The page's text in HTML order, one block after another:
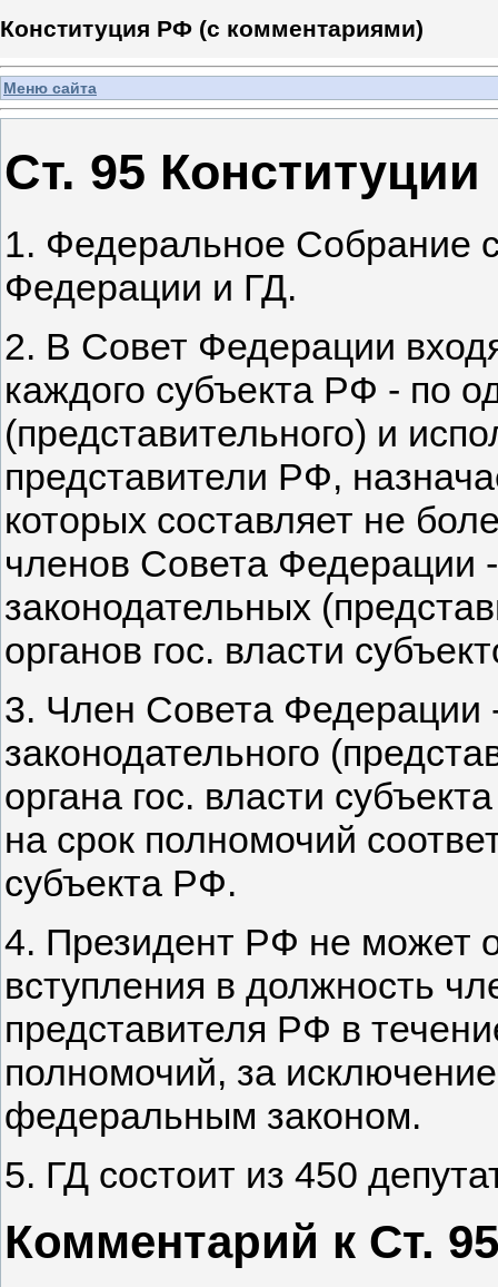
Конституция РФ (с комментариями)
Меню сайта
Ст. 95
1. Федеральное Собрание
Федерации и ГД.
2. В Совет Федерации
каждого субъекта РФ - по
(представительного) и
представители РФ,
которых составляет не
членов Совета Федерации
законодательных
органов гос. власти
3. Член Совета Федерации
законодательного
органа гос. власти
на срок полномочий
субъекта РФ.
4. Президент РФ не может
вступления в должность
представителя РФ в
полномочий, за
федеральным законом.
5. ГД состоит из 450
Комментарий к Ст.